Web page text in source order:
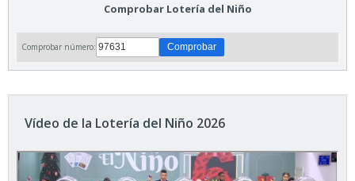
Comprobar Lotería del Niño
Comprobar número:
Vídeo de la Lotería del Niño 2026